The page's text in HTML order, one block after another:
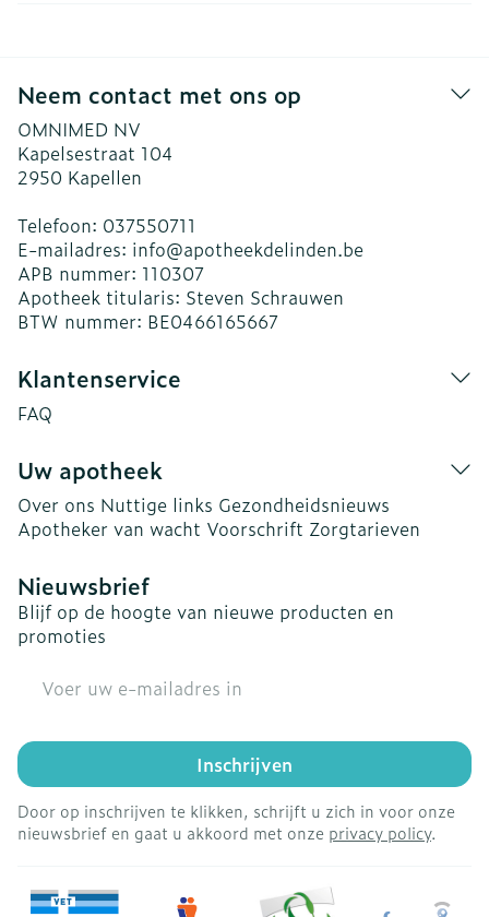
Neem contact met ons op
OMNIMED NV
Kapelsestraat 104
2950 Kapellen
Telefoon: 037550711
E-mailadres: info@apotheekdelinden.be
APB nummer: 110307
Apotheek titularis: Steven Schrauwen
BTW nummer: BE0466165667
Klantenservice
FAQ
Uw apotheek
Over ons Nuttige links Gezondheidsnieuws
Apotheker van wacht Voorschrift Zorgtarieven
Nieuwsbrief
Blijf op de hoogte van nieuwe producten en
promoties
Inschrijven
Door op inschrijven te klikken, schrijft u zich in voor onze
nieuwsbrief en gaat u akkoord met onze privacy policy.